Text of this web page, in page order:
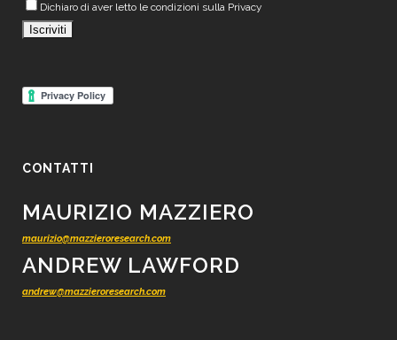
Dichiaro di aver letto le condizioni sulla Privacy
CONTATTI
MAURIZIO MAZZIERO
maurizio@mazzieroresearch.com
ANDREW LAWFORD
andrew@mazzieroresearch.com